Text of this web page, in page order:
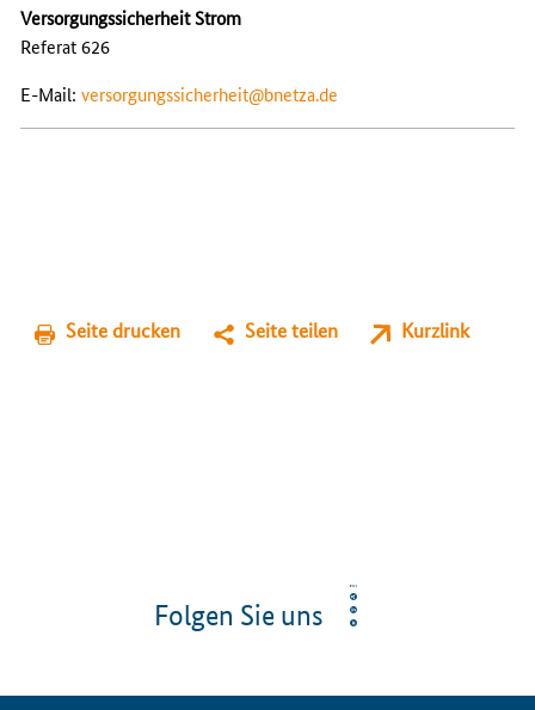
Versorgungssicherheit Strom
Referat 626
E-Mail: versorgungssicherheit@bnetza.de
Seite drucken Seite teilen Kurzlink
Folgen Sie uns